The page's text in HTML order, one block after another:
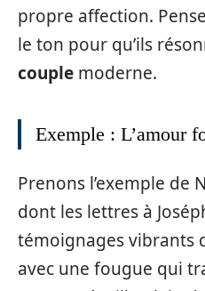
propre affection.
le ton pour qu’ils
couple moderne.
Exemple : L’amour
Prenons l’exemple de
dont les lettres à
témoignages vibrants
avec une fougue qui